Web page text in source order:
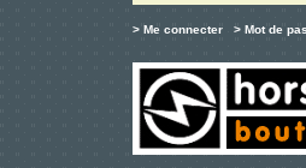
> Me connecter > Mot de